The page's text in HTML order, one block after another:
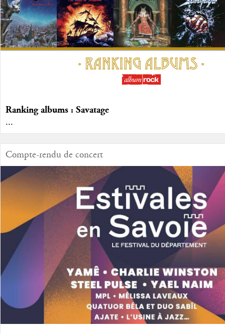
Ranking albums : Savatage
...
Compte-rendu de concert